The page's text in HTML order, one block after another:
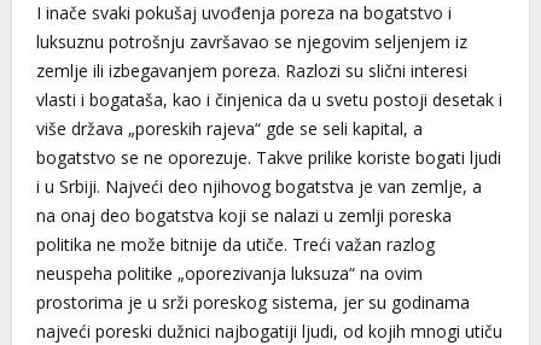
I inače svaki pokušaj uvođenja poreza na bogatstvo i
luksuznu potrošnju završavao se njegovim seljenjem iz
zemlje ili izbegavanjem poreza. Razlozi su slični interesi
vlasti i bogataša, kao i činjenica da u svetu postoji desetak i
više država „poreskih rajeva“ gde se seli kapital, a
bogatstvo se ne oporezuje. Takve prilike koriste bogati ljudi
i u Srbiji. Najveći deo njihovog bogatstva je van zemlje, a
na onaj deo bogatstva koji se nalazi u zemlji poreska
politika ne može bitnije da utiče. Treći važan razlog
neuspeha politike „oporezivanja luksuza“ na ovim
prostorima je u srži poreskog sistema, jer su godinama
najveći poreski dužnici najbogatiji ljudi, od kojih mnogi utiču